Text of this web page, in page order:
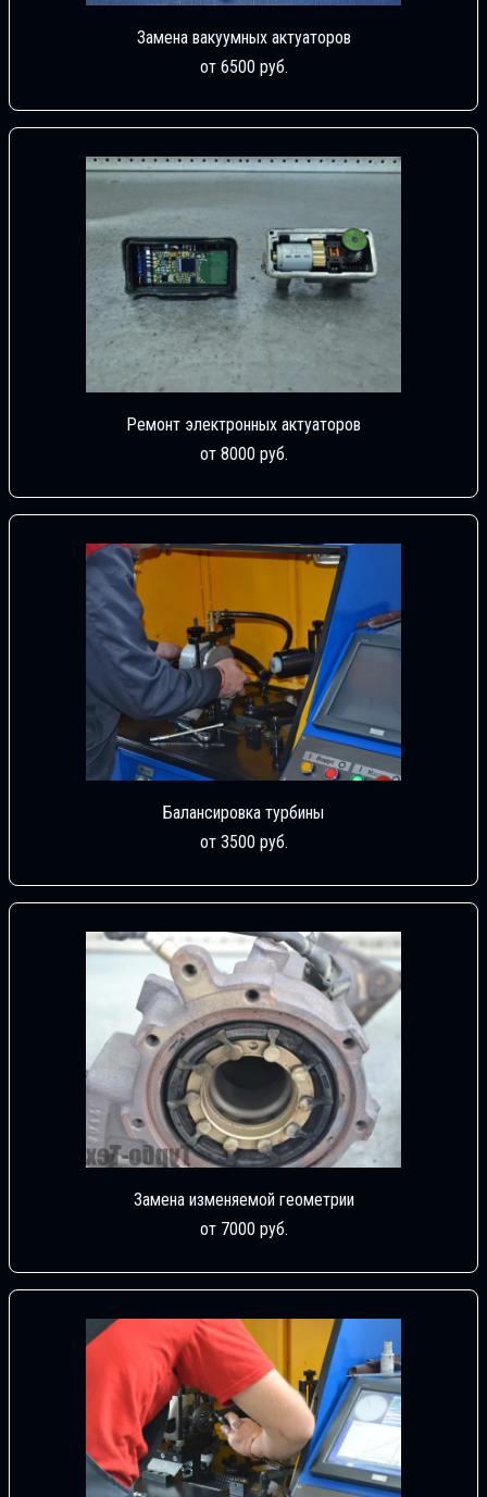
Замена вакуумных актуаторов
от 6500 руб.
Ремонт электронных актуаторов
от 8000 руб.
Балансировка турбины
от 3500 руб.
Замена изменяемой геометрии
от 7000 руб.